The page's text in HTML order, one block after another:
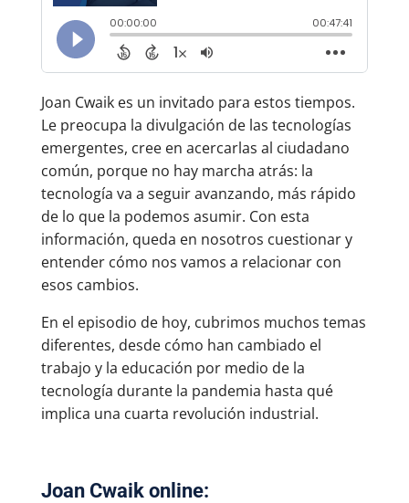
Joan Cwaik es un invitado para estos tiempos.
Le preocupa la divulgación de las tecnologías
emergentes, cree en acercarlas al ciudadano
común, porque no hay marcha atrás: la
tecnología va a seguir avanzando, más rápido
de lo que la podemos asumir. Con esta
información, queda en nosotros cuestionar y
entender cómo nos vamos a relacionar con
esos cambios.
En el episodio de hoy, cubrimos muchos temas
diferentes, desde cómo han cambiado el
trabajo y la educación por medio de la
tecnología durante la pandemia hasta qué
implica una cuarta revolución industrial.
Joan Cwaik online: